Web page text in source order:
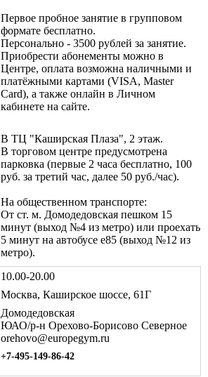
Первое пробное занятие в групповом
формате бесплатно.
Персонально - 3500 рублей за занятие.
Приобрести абонементы можно в
Центре, оплата возможна наличными и
платёжными картами (VISA, Master
Card), а также онлайн в Личном
кабинете на сайте.
В ТЦ "Каширская Плаза", 2 этаж.
В торговом центре предусмотрена
парковка (первые 2 часа бесплатно, 100
руб. за третий час, далее 50 руб./час).
На общественном транспорте:
От ст. м. Домодедовская пешком 15
минут (выход №4 из метро) или проехать
5 минут на автобусе е85 (выход №12 из
метро).
10.00-20.00
Москва, Каширское шоссе, 61Г
Домодедовская
ЮАО/р-н Орехово-Борисово Северное
orehovo@europegym.ru
+7-495-149-86-42